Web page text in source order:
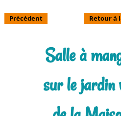
Précédent Retour à
Salle à
sur le jardin